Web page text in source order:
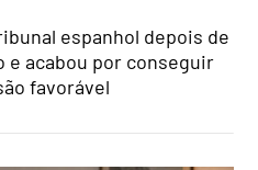
espanhol depois de
e acabou por conseguir
favorável